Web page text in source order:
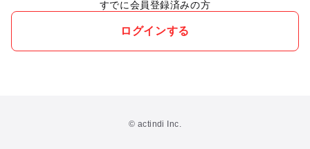
すでに会員登録済みの方
ログインする
© actindi Inc.